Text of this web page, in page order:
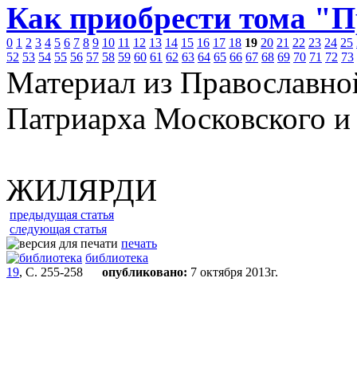
Как приобрести тома
0 1 2 3 4 5 6 7 8 9 10 11 12 13 14 15 16 17 18 19 20 21 22 23 24 25
52 53 54 55 56 57 58 59 60 61 62 63 64 65 66 67 68 69 70 71 72 73
Материал из
Патриарха Московского
ЖИЛЯРДИ
предыдущая статья
следующая статья
печать
библиотека
19, С. 255-258 опубликовано: 7 октября 2013г.